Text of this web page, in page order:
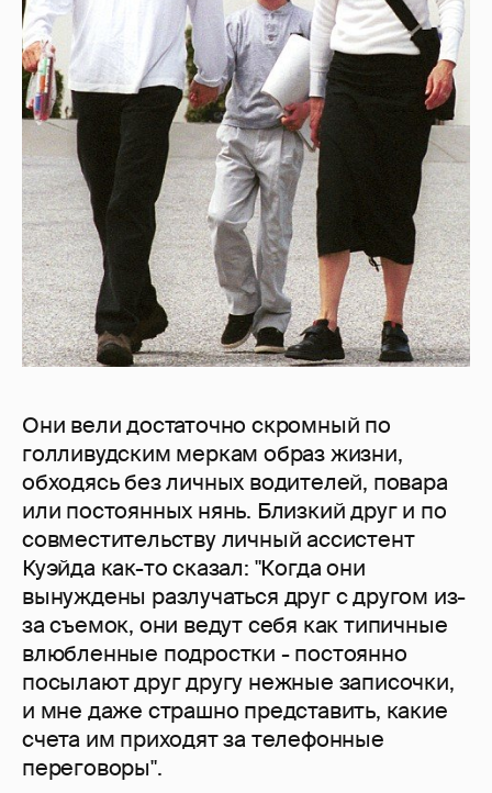
Они вели достаточно скромный по
голливудским меркам образ жизни,
обходясь без личных водителей, повара
или постоянных нянь. Близкий друг и по
совместительству личный ассистент
Куэйда как-то сказал: "Когда они
вынуждены разлучаться друг с другом из-
за съемок, они ведут себя как типичные
влюбленные подростки - постоянно
посылают друг другу нежные записочки,
и мне даже страшно представить, какие
счета им приходят за телефонные
переговоры".